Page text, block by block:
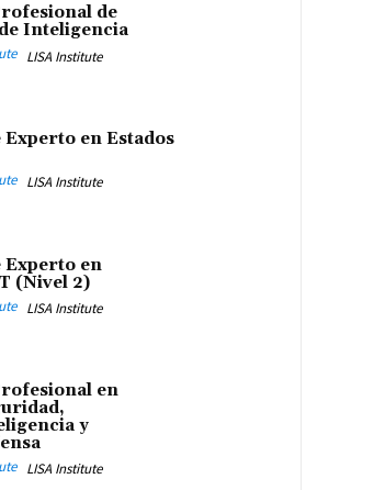
de
Inteligencia
LISA Institute
Experto en Estados
LISA Institute
Experto en
(Nivel 2)
LISA Institute
en
y
LISA Institute